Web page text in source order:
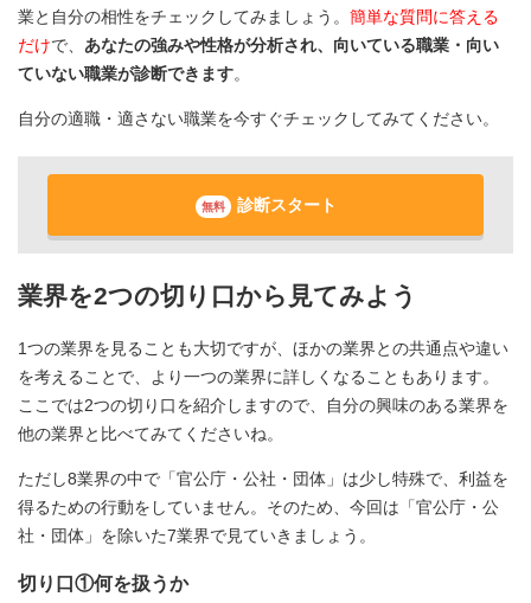
業と自分の相性をチェックしてみましょう。 簡単な質問に答える
だけで、 あなたの強みや性格が分析され、向いている職業・向い
ていない職業が診断できます。
自分の適職・適さない職業を今すぐチェックしてみてください。
無料 診断スタート
業界を2つの切り口から見てみよう
1つの業界を見ることも大切ですが、ほかの業界との共通点や違い
を考えることで、より一つの業界に詳しくなることもあります。
ここでは2つの切り口を紹介しますので、自分の興味のある業界を
他の業界と比べてみてくださいね。
ただし8業界の中で「官公庁・公社・団体」は少し特殊で、利益を
得るための行動をしていません。そのため、今回は「官公庁・公
社・団体」を除いた7業界で見ていきましょう。
切り口①何を扱うか